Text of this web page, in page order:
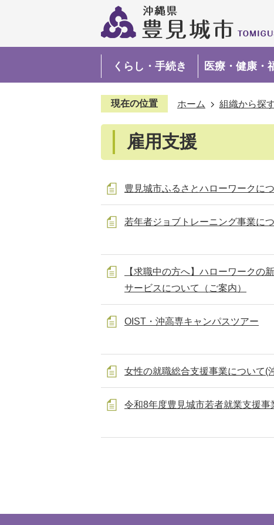
くらし・手続き 医療・健康・
現在の位置 ホーム 組織から探
雇用支援
豊見城市ふるさとハローワークに
若年者ジョブトレーニング事業に
【求職中の方へ】ハローワークの
サービスについて（ご案内）
OIST・沖高専キャンパスツアー
女性の就職総合支援事業について(
令和8年度豊見城市若者就業支援事